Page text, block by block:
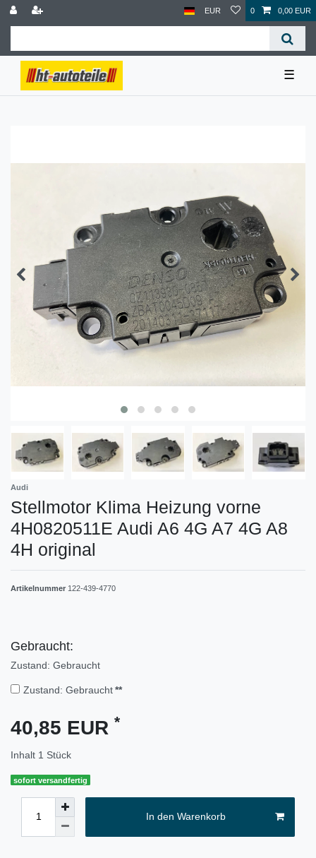
EUR 0 0,00 EUR
☰
Audi
Stellmotor Klima Heizung vorne
4H0820511E Audi A6 4G A7 4G A8
4H original
Artikelnummer 122-439-4770
Gebraucht:
Zustand: Gebraucht
Zustand: Gebraucht **
40,85 EUR *
Inhalt 1 Stück
sofort versandfertig
In den Warenkorb